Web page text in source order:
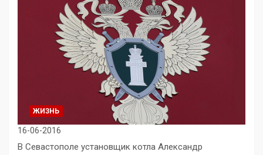
ЖИЗНЬ
16-06-2016
В Севастополе установщик котла Александр